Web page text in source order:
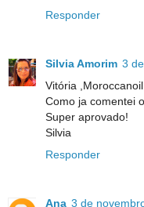
Responder
Silvia Amorim 3
Vitória
Como ja comentei
Super aprovado!
Silvia
Responder
Ana 3 de